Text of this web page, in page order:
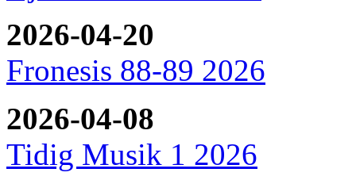
2026-04-20
Fronesis 88-89 2026
2026-04-08
Tidig Musik 1 2026